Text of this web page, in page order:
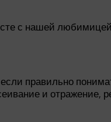
с нашей
правильно
и